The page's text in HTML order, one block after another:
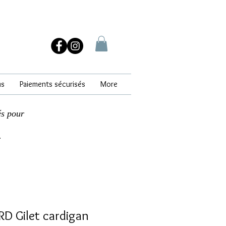
Paiements sécurisés More
pour
Gilet cardigan